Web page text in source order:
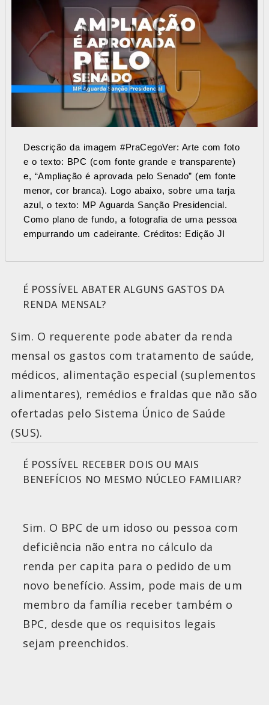
Descrição da imagem #PraCegoVer: Arte com foto
e o texto: BPC (com fonte grande e transparente)
e, “Ampliação é aprovada pelo Senado” (em fonte
menor, cor branca). Logo abaixo, sobre uma tarja
azul, o texto: MP Aguarda Sanção Presidencial.
Como plano de fundo, a fotografia de uma pessoa
empurrando um cadeirante. Créditos: Edição JI
É POSSÍVEL ABATER ALGUNS GASTOS DA
RENDA MENSAL?
Sim. O requerente pode abater da renda
mensal os gastos com tratamento de saúde,
médicos, alimentação especial (suplementos
alimentares), remédios e fraldas que não são
ofertadas pelo Sistema Único de Saúde
(SUS).
É POSSÍVEL RECEBER DOIS OU MAIS
BENEFÍCIOS NO MESMO NÚCLEO FAMILIAR?
Sim. O BPC de um idoso ou pessoa com
deficiência não entra no cálculo da
renda per capita para o pedido de um
novo benefício. Assim, pode mais de um
membro da família receber também o
BPC, desde que os requisitos legais
sejam preenchidos.